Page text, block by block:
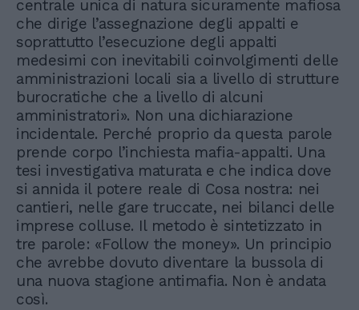
centrale unica di natura sicuramente mafiosa
che dirige l’assegnazione degli appalti e
soprattutto l’esecuzione degli appalti
medesimi con inevitabili coinvolgimenti delle
amministrazioni locali sia a livello di strutture
burocratiche che a livello di alcuni
amministratori». Non una dichiarazione
incidentale. Perché proprio da questa parole
prende corpo l’inchiesta mafia-appalti. Una
tesi investigativa maturata e che indica dove
si annida il potere reale di Cosa nostra: nei
cantieri, nelle gare truccate, nei bilanci delle
imprese colluse. Il metodo è sintetizzato in
tre parole: «Follow the money». Un principio
che avrebbe dovuto diventare la bussola di
una nuova stagione antimafia. Non è andata
così.